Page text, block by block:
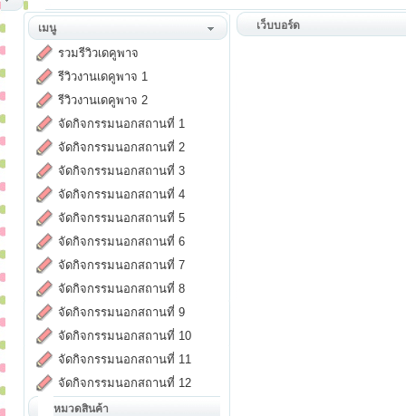
เมนู
รวมรีวิวเดคูพาจ
รีวิวงานเดคูพาจ 1
รีวิวงานเดคูพาจ 2
จัดกิจกรรมนอกสถานที่ 1
จัดกิจกรรมนอกสถานที่ 2
จัดกิจกรรมนอกสถานที่ 3
จัดกิจกรรมนอกสถานที่ 4
จัดกิจกรรมนอกสถานที่ 5
จัดกิจกรรมนอกสถานที่ 6
จัดกิจกรรมนอกสถานที่ 7
จัดกิจกรรมนอกสถานที่ 8
จัดกิจกรรมนอกสถานที่ 9
จัดกิจกรรมนอกสถานที่ 10
จัดกิจกรรมนอกสถานที่ 11
จัดกิจกรรมนอกสถานที่ 12
หมวดสินค้า
เว็บบอร์ด